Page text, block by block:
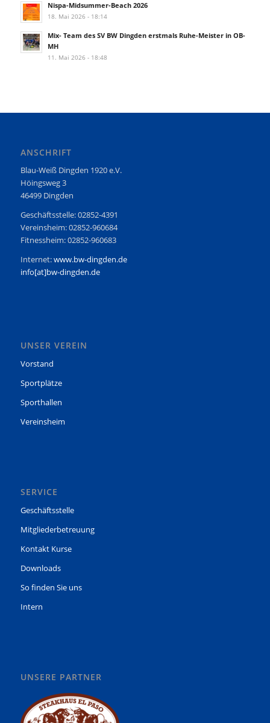
Nispa-Midsummer-Beach 2026
18. Mai 2026 - 18:14
Mix- Team des SV BW Dingden erstmals Ruhe-Meister in OB-
MH
11. Mai 2026 - 18:48
ANSCHRIFT
Blau-Weiß Dingden 1920 e.V.
Höingsweg 3
46499 Dingden
Geschäftsstelle: 02852-4391
Vereinsheim: 02852-960684
Fitnessheim: 02852-960683
Internet:www.bw-dingden.de
info[at]bw-dingden.de
UNSER VEREIN
Vorstand
Sportplätze
Sporthallen
Vereinsheim
SERVICE
Geschäftsstelle
Mitgliederbetreuung
Kontakt Kurse
Downloads
So finden Sie uns
Intern
UNSERE PARTNER